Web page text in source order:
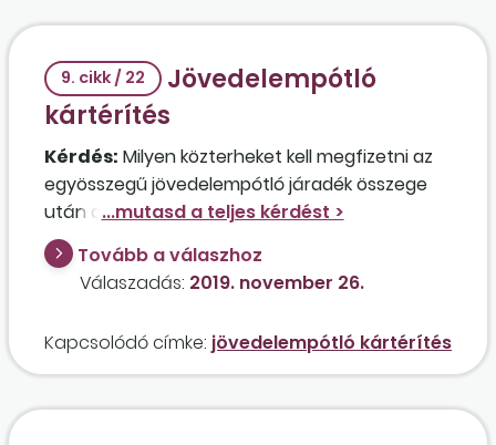
9. cikk / 22
Jövedelempótló
kártérítés
Kérdés: Milyen közterheket kell megfizetni az
egyösszegű jövedelempótló járadék összege
után a 2019. évben?
Tovább a válaszhoz
Válaszadás: 2019. november 26.
Kapcsolódó címke: jövedelempótló kártérítés